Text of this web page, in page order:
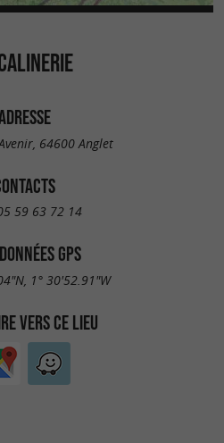
64600 Anglet
59 63 72 14
GPS
1° 30'52.91"W
VERS CE LIEU